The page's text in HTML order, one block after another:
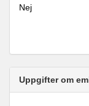
Nej
Uppgifter om